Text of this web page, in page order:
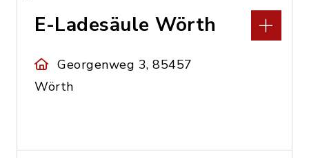
E-Ladesäule Wörth
Georgenweg 3, 85457
Wörth